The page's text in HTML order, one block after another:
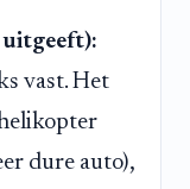
uitgeeft):
vast. Het
dure auto),